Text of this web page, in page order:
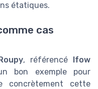
étatiques.
cas
, référencé lfow
bon exemple pour
concrètement cette